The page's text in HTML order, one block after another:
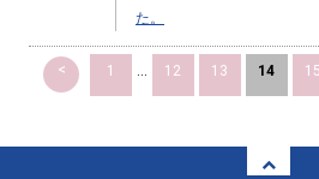
た。
< 1 12 13 14 15